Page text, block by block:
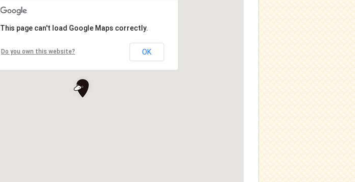
This page can't load Google Maps correctly.
Do you own this website? OK